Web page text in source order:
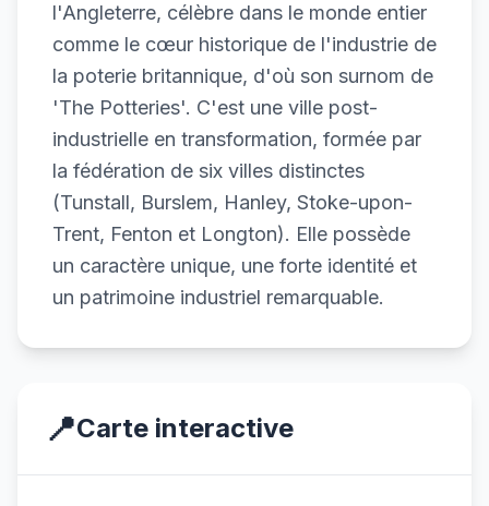
l'Angleterre, célèbre dans le monde entier
comme le cœur historique de l'industrie de
la poterie britannique, d'où son surnom de
'The Potteries'. C'est une ville post-
industrielle en transformation, formée par
la fédération de six villes distinctes
(Tunstall, Burslem, Hanley, Stoke-upon-
Trent, Fenton et Longton). Elle possède
un caractère unique, une forte identité et
un patrimoine industriel remarquable.
📍Carte interactive